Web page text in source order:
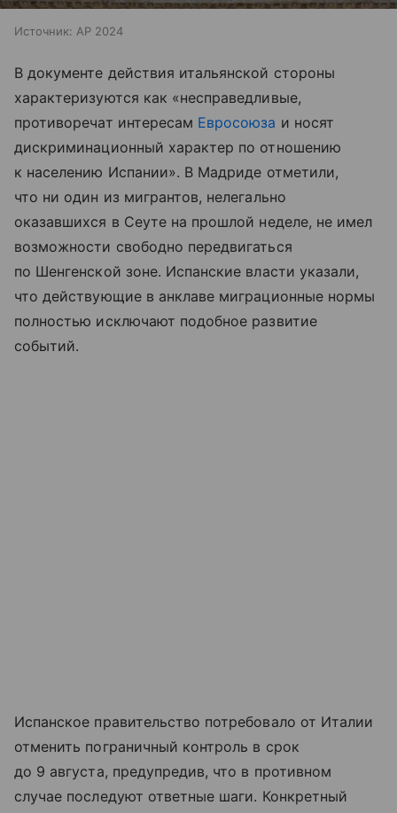
Источник: AP 2024
В документе действия итальянской стороны
характеризуются как «несправедливые,
противоречат интересам Евросоюза и носят
дискриминационный характер по отношению
к населению Испании». В Мадриде отметили,
что ни один из мигрантов, нелегально
оказавшихся в Сеуте на прошлой неделе, не имел
возможности свободно передвигаться
по Шенгенской зоне. Испанские власти указали,
что действующие в анклаве миграционные нормы
полностью исключают подобное развитие
событий.
Испанское правительство потребовало от Италии
отменить пограничный контроль в срок
до 9 августа, предупредив, что в противном
случае последуют ответные шаги. Конкретный